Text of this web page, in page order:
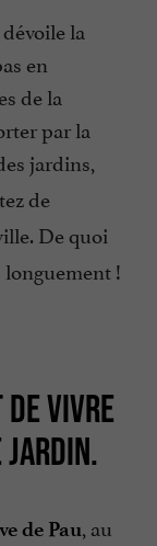
la
en
de la
par la
jardins,
de
De quoi
longuement !
DE VIVRE
JARDIN.
de Pau, au